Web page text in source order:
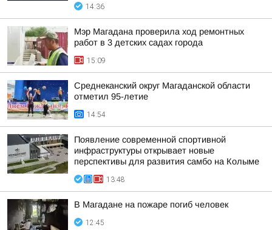
14:36
Мэр Магадана проверила ход ремонтных
работ в 3 детских садах города
15:09
Среднеканский округ Магаданской области
отметил 95-летие
14:54
Появление современной спортивной
инфраструктуры открывает новые
перспективы для развития самбо на Колыме
13:48
В Магадане на пожаре погиб человек
12:45